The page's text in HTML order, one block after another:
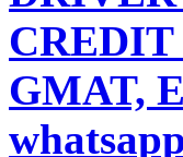
GMAT,